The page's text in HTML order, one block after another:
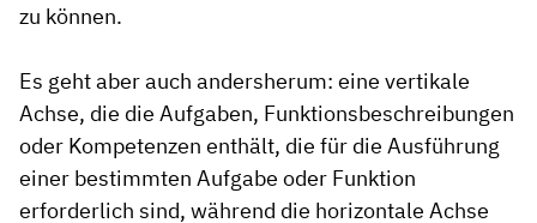
zu können.
Es geht aber auch andersherum: eine vertikale
Achse, die die Aufgaben, Funktionsbeschreibungen
oder Kompetenzen enthält, die für die Ausführung
einer bestimmten Aufgabe oder Funktion
erforderlich sind, während die horizontale Achse